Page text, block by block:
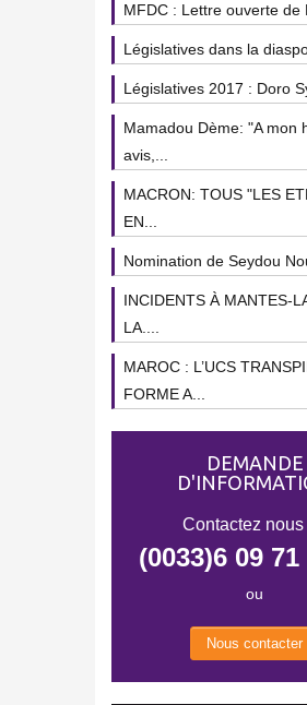
MFDC : Lettre ouverte de
Législatives dans la
Législatives 2017 : Doro
Mamadou Dème: "A mon
avis,...
MACRON: TOUS "LES
EN...
Nomination de Seydou
INCIDENTS À MANTES-
LA....
MAROC : L’UCS
FORME A...
DEMANDE
Contactez nous
(0033)6 09 71
ou
Nous contacter